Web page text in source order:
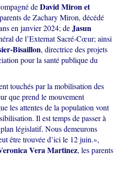
deDavid Miron et
de Zachary Miron, décédé
en janvier 2024; deJasun
de l’Externat Sacré-Cœur; ainsi
Bisaillon, directrice des projets
pour la santé publique du
touchés par la mobilisation des
que prend le mouvement
les attentes de la population vont
Il est temps de passer à
législatif. Nous demeurons
être trouvée d’ici le 12 juin.»,
Vera Martinez, les parents